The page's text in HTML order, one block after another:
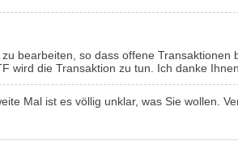
bearbeiten, so dass offene
wird die Transaktion zu tun. Ich danke
Mal ist es völlig unklar, was Sie wollen.